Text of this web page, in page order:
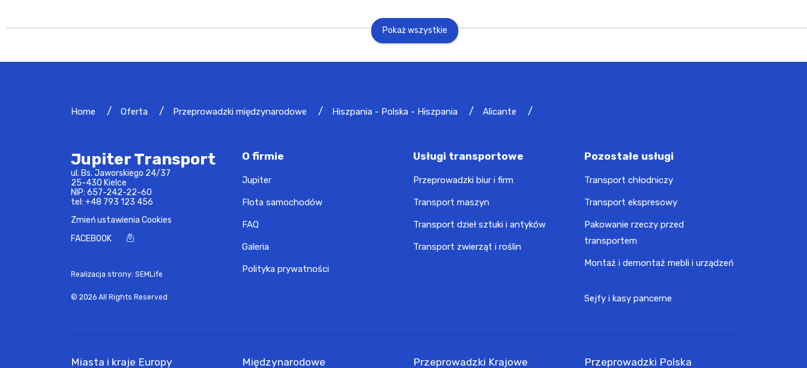
Pokaż wszystkie
Home Oferta Przeprowadzki międzynarodowe Hiszpania - Polska - Hiszpania Alicante
Jupiter Transport
ul. Bs. Jaworskiego 24/37
25-430 Kielce
NIP: 657-242-22-60
tel: +48 793 123 456
Zmień ustawienia Cookies
FACEBOOK
Realizacja strony: SEMLife
© 2026 All Rights Reserved
O firmie
Jupiter
Flota samochodów
FAQ
Galeria
Polityka prywatności
Usługi transportowe
Przeprowadzki biur i firm
Transport maszyn
Transport dzieł sztuki i antyków
Transport zwierząt i roślin
Pozostałe usługi
Transport chłodniczy
Transport ekspresowy
Pakowanie rzeczy przed
transportem
Montaż i demontaż mebli i urządzeń
Sejfy i kasy pancerne
Miasta i kraje Europy Międzynarodowe Przeprowadzki Krajowe Przeprowadzki Polska